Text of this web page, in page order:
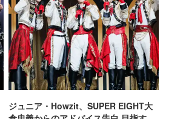
ジュニア・Howzit、SUPER EIGHT大